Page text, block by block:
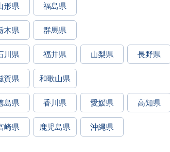
形県 福島県
木県 群馬県
川県 福井県 山梨県 長野県
賀県 和歌山県
島県 香川県 愛媛県 高知県
崎県 鹿児島県 沖縄県